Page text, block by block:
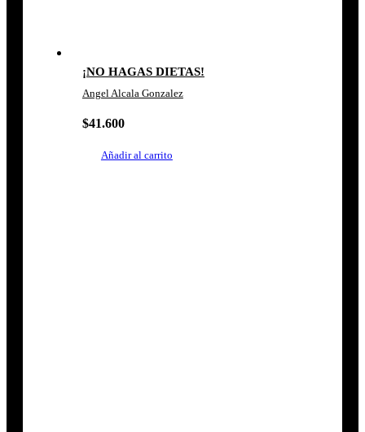
¡NO HAGAS DIETAS!
Angel Alcala Gonzalez
$41.600
Añadir al carrito